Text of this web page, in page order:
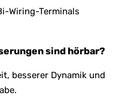
Wiring-Terminals
sind hörbar?
besserer Dynamik und